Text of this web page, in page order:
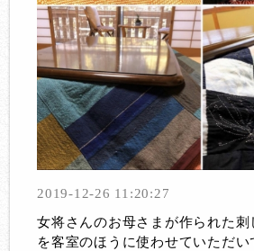
2019-12-26 11:20:27
女将さんのお母さまが作られた刺
を客室のほうに使わせていただい